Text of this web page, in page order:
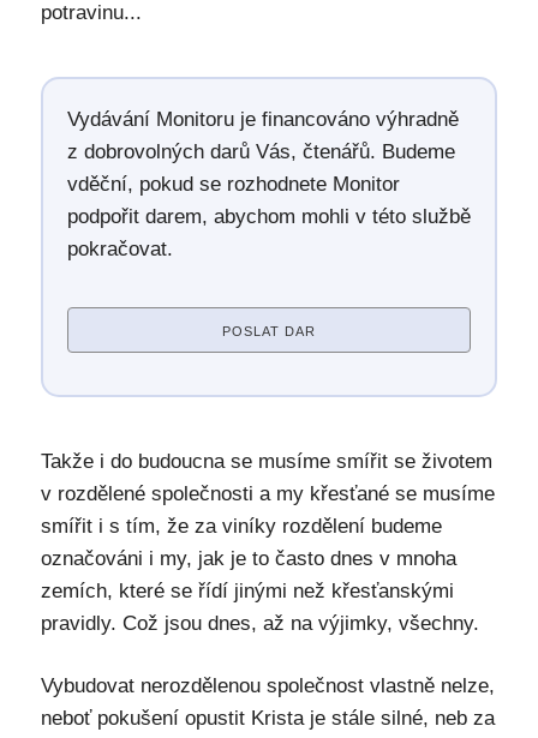
potravinu...
Vydávání Monitoru je financováno výhradně
z dobrovolných darů Vás, čtenářů. Budeme
vděční, pokud se rozhodnete Monitor
podpořit darem, abychom mohli v této službě
pokračovat.
POSLAT DAR
Takže i do budoucna se musíme smířit se životem
v rozdělené společnosti a my křesťané se musíme
smířit i s tím, že za viníky rozdělení budeme
označováni i my, jak je to často dnes v mnoha
zemích, které se řídí jinými než křesťanskými
pravidly. Což jsou dnes, až na výjimky, všechny.
Vybudovat nerozdělenou společnost vlastně nelze,
neboť pokušení opustit Krista je stále silné, neb za